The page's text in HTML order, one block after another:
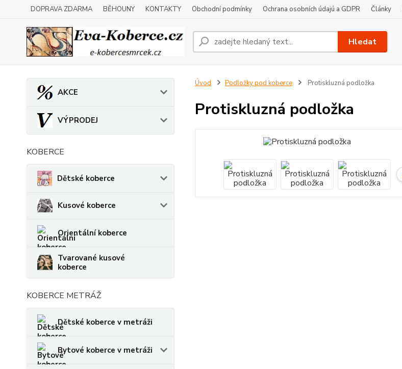
DOPRAVA ZDARMA BĚHOUNY KONTAKTY Obchodní podmínky Ochrana osobních údajú a GDPR Články
Hledat
AKCE
VÝPRODEJ
KOBERCE
Dětské koberce
Kusové koberce
Orientální koberce
Tvarované kusové
koberce
KOBERCE METRÁŽ
Dětské koberce v metráži
Bytové koberce v metráži
Úvod Podložky pod koberce Protiskluzná podložka
Protiskluzná podložka